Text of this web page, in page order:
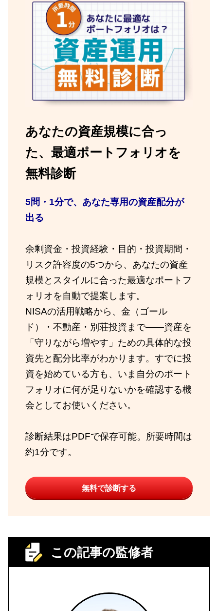
あなたの資産規模に合っ
た、最適ポートフォリオを
無料診断
5問・1分で、あなた専用の資産配分が
出る
余剰資金・投資経験・目的・投資期間・
リスク許容度の5つから、あなたの資産
規模とスタイルに合った最適なポートフ
ォリオを自動で提案します。
NISAの活用戦略から、金（ゴール
ド）・不動産・別荘投資まで——資産を
「守りながら増やす」ための具体的な投
資先と配分比率がわかります。すでに投
資を始めている方も、いま自分のポート
フォリオに何が足りないかを確認する機
会としてお使いください。
診断結果はPDFで保存可能。所要時間は
約1分です。
無料で診断する
この記事の監修者